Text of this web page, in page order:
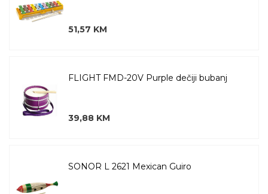
51,57 KM
FLIGHT FMD-20V Purple dečiji bubanj
39,88 KM
SONOR L 2621 Mexican Guiro